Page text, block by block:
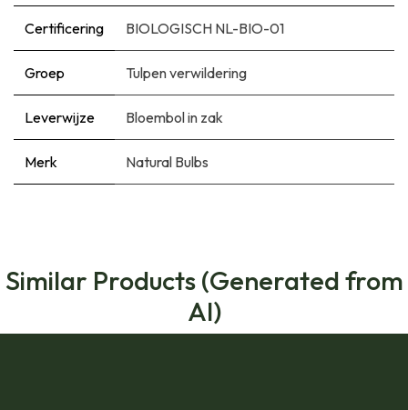
Certificering BIOLOGISCH NL-BIO-01
Groep Tulpen verwildering
Leverwijze Bloembol in zak
Merk Natural Bulbs
Similar Products (Generated from
AI)